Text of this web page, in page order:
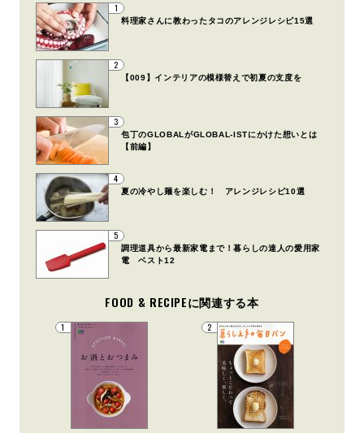
1
料理家さんに教わったタコのアレンジレシピ15選
2
【009】インテリアの模様替えで初夏の支度を
3
包丁のGLOBALがGLOBAL-ISTにかけた想いとは
【前編】
4
夏の冷やし麺を楽しむ！ アレンジレシピ10選
5
調理道具から最新家電まで！暮らしの達人の愛用家
電 ベスト12
FOOD & RECIPEに関連する本
1 2